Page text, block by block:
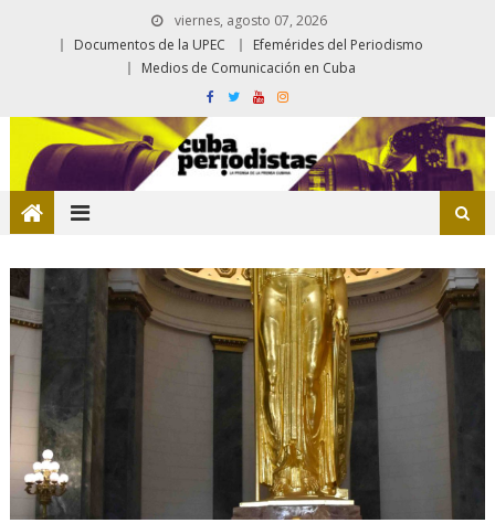
viernes, agosto 07, 2026
Documentos de la UPEC
Efemérides del Periodismo
Medios de Comunicación en Cuba